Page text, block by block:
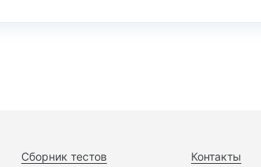
Сборник тестов Контакты